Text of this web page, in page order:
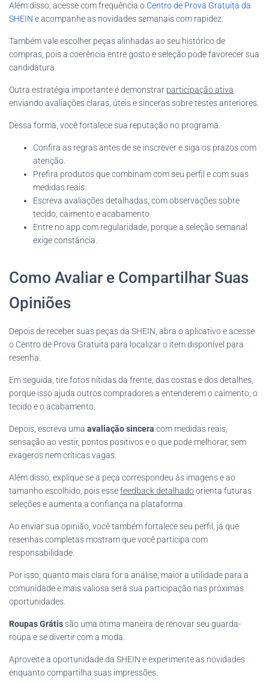
Além disso, acesse com frequência o Centro de Prova Gratuita da
SHEIN e acompanhe as novidades semanais com rapidez.
Também vale escolher peças alinhadas ao seu histórico de
compras, pois a coerência entre gosto e seleção pode favorecer sua
candidatura.
Outra estratégia importante é demonstrar participação ativa
enviando avaliações claras, úteis e sinceras sobre testes anteriores.
Dessa forma, você fortalece sua reputação no programa.
Confira as regras antes de se inscrever e siga os prazos com
atenção.
Prefira produtos que combinam com seu perfil e com suas
medidas reais.
Escreva avaliações detalhadas, com observações sobre
tecido, caimento e acabamento.
Entre no app com regularidade, porque a seleção semanal
exige constância.
Como Avaliar e Compartilhar Suas
Opiniões
Depois de receber suas peças da SHEIN, abra o aplicativo e acesse
o Centro de Prova Gratuita para localizar o item disponível para
resenha.
Em seguida, tire fotos nítidas da frente, das costas e dos detalhes,
porque isso ajuda outros compradores a entenderem o caimento, o
tecido e o acabamento.
Depois, escreva uma avaliação sincera com medidas reais,
sensação ao vestir, pontos positivos e o que pode melhorar, sem
exageros nem críticas vagas.
Além disso, explique se a peça correspondeu às imagens e ao
tamanho escolhido, pois essefeedback detalhadoorienta futuras
seleções e aumenta a confiança na plataforma.
Ao enviar sua opinião, você também fortalece seu perfil, já que
resenhas completas mostram que você participa com
responsabilidade.
Por isso, quanto mais clara for a análise, maior a utilidade para a
comunidade e mais valiosa será sua participação nas próximas
oportunidades.
Roupas Grátissão uma ótima maneira de renovar seu guarda-
roupa e se divertir com a moda.
Aproveite a oportunidade da SHEIN e experimente as novidades
enquanto compartilha suas impressões.